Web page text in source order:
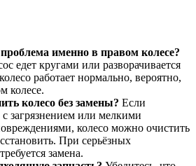
именно в правом колесе?
едет кругами или разворачивается
работает нормально, вероятно,
колесе.
колесо без замены? Если
с загрязнением или мелкими
колесо можно очистить
При серьёзных
замена.